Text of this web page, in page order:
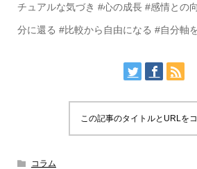
チュアルな気づき #心の成長 #感情との
分に還る #比較から自由になる #自分軸
この記事のタイトルとURLを
コラム